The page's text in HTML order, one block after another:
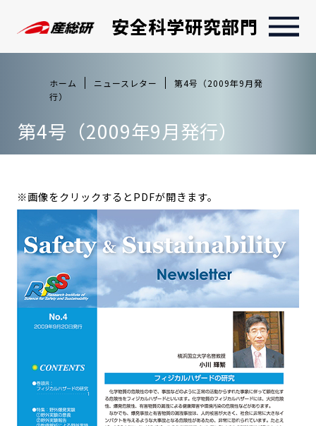
安全科学研究部門
ホーム ニュースレター
第4号（2009年9月発
行）
第4号（2009年9月発行）
※画像をクリックするとPDFが開きます。